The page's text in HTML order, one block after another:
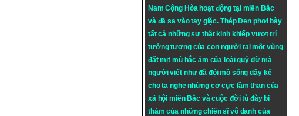
Nam Cộng Hòa hoạt động tại miền Bắc
và đã sa vào tay giặc. Thép Đen phơi bày
tất cả những sự thật kinh khiếp vượt trí
tưởng tượng của con người tại một vùng
đất mịt mù hắc ám của loài quỷ dữ mà
người viết như đã đội mồ sống dậy kể
cho ta nghe những cơ cực lầm than của
xã hội miền Bắc và cuộc đời tù đày bi
thảm của những chiến sĩ vô danh của